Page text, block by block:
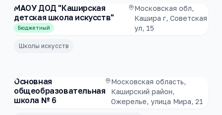
МАОУ ДОД "Каширская
детская школа искусств"
Бюджетный
Московская обл,
Кашира г, Советская
ул, 15
Школы искусств
Основная
общеобразовательная
школа № 6
Московская область,
Каширский район,
Ожерелье, улица Мира, 21